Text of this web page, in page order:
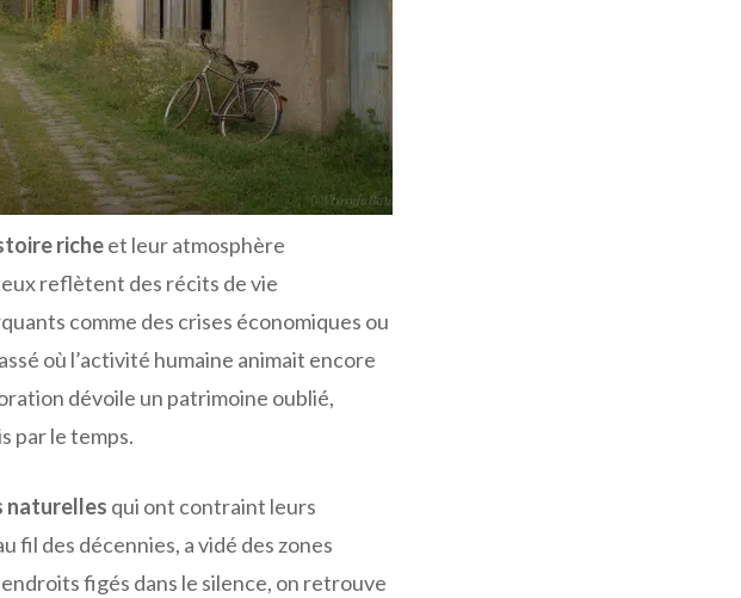
richeet leur atmosphère
reflètent des récits de vie
comme des crises économiques ou
où l’activité humaine animait encore
dévoile un patrimoine oublié,
par le temps.
naturelles qui ont contraint leurs
fil des décennies, a vidé des zones
figés dans le silence, on retrouve